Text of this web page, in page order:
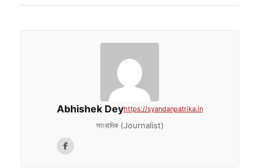
Abhishek Deyhttps://syandanpatrika.in
সাংবাদিক (Journalist)